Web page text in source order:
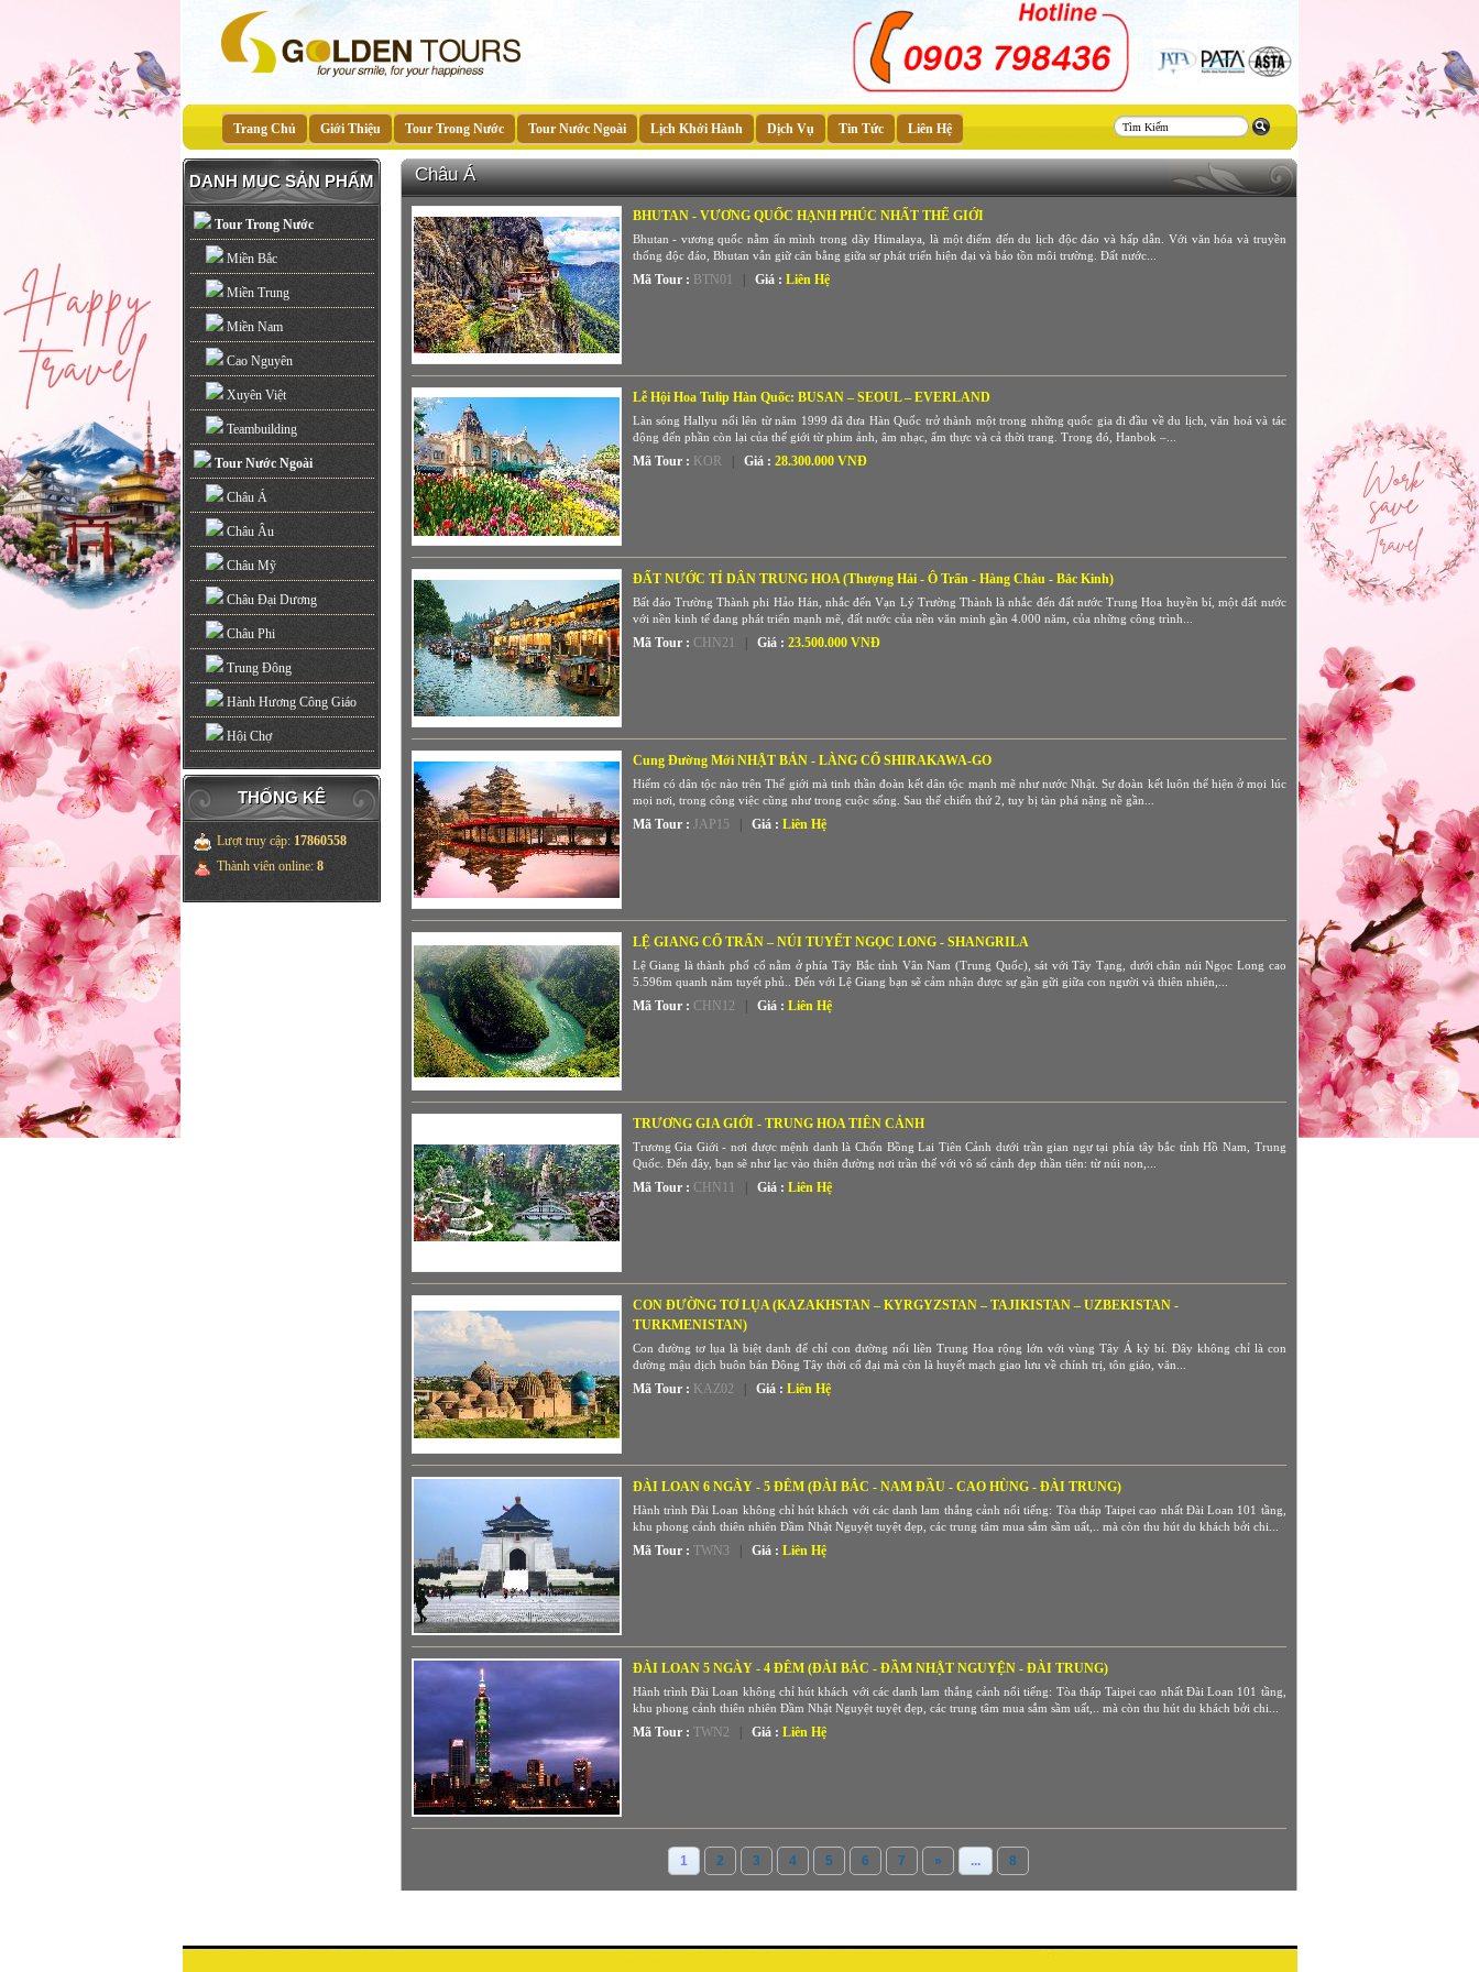
Trang Chủ Giới Thiệu Tour Trong Nước Tour Nước Ngoài Lịch Khởi Hành Dịch Vụ Tin Tức Liên Hệ
Thiết
kế
website
DANH MỤC SẢN PHẨM
Tour Trong Nước
Miền Bắc
Miền Trung
Miền Nam
Cao Nguyên
Xuyên Việt
Teambuilding
Tour Nước Ngoài
Châu Á
Châu Âu
Châu Mỹ
Châu Đại Dương
Châu Phi
Trung Đông
Hành Hương Công Giáo
Hội Chợ
THỐNG KÊ
Lượt truy cập: 17860558
Thành viên online: 8
Châu Á
BHUTAN - VƯƠNG QUỐC HẠNH PHÚC NHẤT THẾ GIỚI
Bhutan - vương quốc nằm ẩn mình trong dãy Himalaya, là một điểm đến du lịch độc đáo và hấp dẫn. Với văn hóa và truyền
thống độc đáo, Bhutan vẫn giữ cân bằng giữa sự phát triển hiện đại và bảo tồn môi trường. Đất nước...
Mã Tour : BTN01 Giá : Liên Hệ
Lễ Hội Hoa Tulip Hàn Quốc: BUSAN – SEOUL – EVERLAND
Làn sóng Hallyu nổi lên từ năm 1999 đã đưa Hàn Quốc trở thành một trong những quốc gia đi đầu về du lịch, văn hoá và tác
động đến phần còn lại của thế giới từ phim ảnh, âm nhạc, ẩm thực và cả thời trang. Trong đó, Hanbok –...
Mã Tour : KOR Giá : 28.300.000 VNĐ
ĐẤT NƯỚC TỈ DÂN TRUNG HOA (Thượng Hải - Ô Trấn - Hàng Châu - Bắc Kinh)
Bất đáo Trường Thành phi Hảo Hán, nhắc đến Vạn Lý Trường Thành là nhắc đến đất nước Trung Hoa huyền bí, một đất nước
với nền kinh tế đang phát triển mạnh mẽ, đất nước của nền văn minh gần 4.000 năm, của những công trình...
Mã Tour : CHN21 Giá : 23.500.000 VNĐ
Cung Đường Mới NHẬT BẢN - LÀNG CỔ SHIRAKAWA-GO
Hiếm có dân tộc nào trên Thế giới mà tinh thần đoàn kết dân tộc mạnh mẽ như nước Nhật. Sự đoàn kết luôn thể hiện ở mọi lúc
mọi nơi, trong công việc cũng như trong cuộc sống. Sau thế chiến thứ 2, tuy bị tàn phá nặng nề gần...
Mã Tour : JAP15 Giá : Liên Hệ
LỆ GIANG CỔ TRẤN – NÚI TUYẾT NGỌC LONG - SHANGRILA
Lệ Giang là thành phố cổ nằm ở phía Tây Bắc tỉnh Vân Nam (Trung Quốc), sát với Tây Tạng, dưới chân núi Ngọc Long cao
5.596m quanh năm tuyết phủ.. Đến với Lệ Giang bạn sẽ cảm nhận được sự gần gữi giữa con người và thiên nhiên,...
Mã Tour : CHN12 Giá : Liên Hệ
TRƯƠNG GIA GIỚI - TRUNG HOA TIÊN CẢNH
Trương Gia Giới - nơi được mệnh danh là Chốn Bồng Lai Tiên Cảnh dưới trần gian ngự tại phía tây bắc tỉnh Hồ Nam, Trung
Quốc. Đến đây, bạn sẽ như lạc vào thiên đường nơi trần thế với vô số cảnh đẹp thần tiên: từ núi non,...
Mã Tour : CHN11 Giá : Liên Hệ
CON ĐƯỜNG TƠ LỤA (KAZAKHSTAN – KYRGYZSTAN – TAJIKISTAN – UZBEKISTAN -
TURKMENISTAN)
Con đường tơ lụa là biệt danh để chỉ con đường nối liền Trung Hoa rộng lớn với vùng Tây Á kỳ bí. Đây không chỉ là con
đường mậu dịch buôn bán Đông Tây thời cổ đại mà còn là huyết mạch giao lưu về chính trị, tôn giáo, văn...
Mã Tour : KAZ02 Giá : Liên Hệ
ĐÀI LOAN 6 NGÀY - 5 ĐÊM (ĐÀI BẮC - NAM ĐẦU - CAO HÙNG - ĐÀI TRUNG)
Hành trình Đài Loan không chỉ hút khách với các danh lam thắng cảnh nổi tiếng: Tòa tháp Taipei cao nhất Đài Loan 101 tầng,
khu phong cảnh thiên nhiên Đầm Nhật Nguyệt tuyệt đẹp, các trung tâm mua sắm sầm uất,.. mà còn thu hút du khách bởi chi...
Mã Tour : TWN3 Giá : Liên Hệ
ĐÀI LOAN 5 NGÀY - 4 ĐÊM (ĐÀI BẮC - ĐẦM NHẬT NGUYỆN - ĐÀI TRUNG)
Hành trình Đài Loan không chỉ hút khách với các danh lam thắng cảnh nổi tiếng: Tòa tháp Taipei cao nhất Đài Loan 101 tầng,
khu phong cảnh thiên nhiên Đầm Nhật Nguyệt tuyệt đẹp, các trung tâm mua sắm sầm uất,.. mà còn thu hút du khách bởi chi...
Mã Tour : TWN2 Giá : Liên Hệ
1 2 3 4 5 6 7 » ... 8